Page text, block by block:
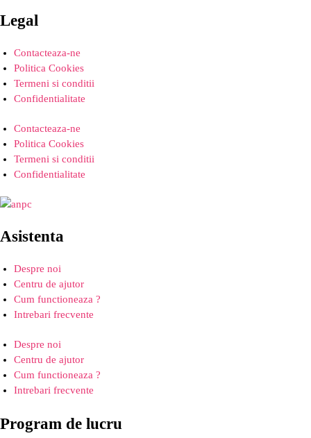
Legal
Contacteaza-ne
Politica Cookies
Termeni si conditii
Confidentialitate
Contacteaza-ne
Politica Cookies
Termeni si conditii
Confidentialitate
Asistenta
Despre noi
Centru de ajutor
Cum functioneaza ?
Intrebari frecvente
Despre noi
Centru de ajutor
Cum functioneaza ?
Intrebari frecvente
Program de lucru